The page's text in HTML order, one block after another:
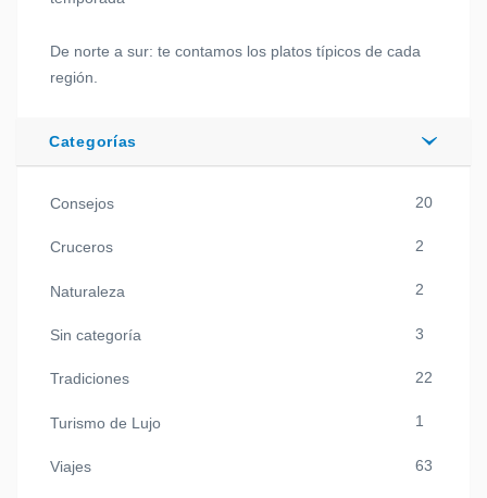
De norte a sur: te contamos los platos típicos de cada
región.
Categorías
Consejos 20
Cruceros 2
Naturaleza 2
Sin categoría 3
Tradiciones 22
Turismo de Lujo 1
Viajes 63